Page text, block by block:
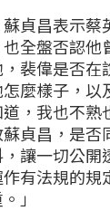
貞昌表示蔡
全盤否認他
裴偉是否在
麼樣子，以
，我也不熟
貞昌，是否
讓一切公開
有法規的規
」